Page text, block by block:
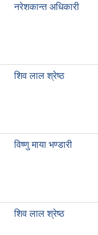
नरेशकान्त अधिकारी
शिव लाल श्रेष्ठ
विष्णु माया भण्डारी
शिव लाल श्रेष्ठ